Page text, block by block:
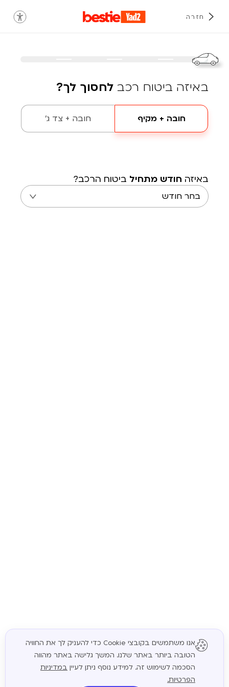
חזרה
באיזה ביטוח רכב לחסוך לך?
חובה + מקיף חובה + צד ג'
באיזה חודש מתחיל ביטוח הרכב?
המשך
אנו משתמשים בקובצי Cookie כדי להעניק לך את החוויה
הטובה ביותר באתר שלנו. המשך גלישה באתר מהווה
הסכמה לשימוש זה. למידע נוסף ניתן לעיין במדיניות
הפרטיות.